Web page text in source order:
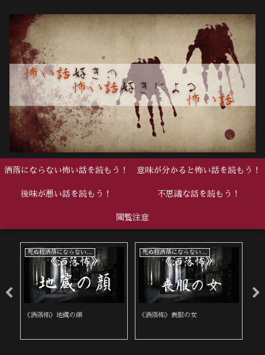
洒落にならない怖い話を読もう！ 意味が分かると怖い話を読もう！
後味が悪い話を読もう！ 不思議な話を読もう！
閲覧注意
死ぬ程洒落にならない怖い話
《洒落怖》地蔵の顔
死ぬ程洒落にならない怖い話
《洒落怖》喪服の女